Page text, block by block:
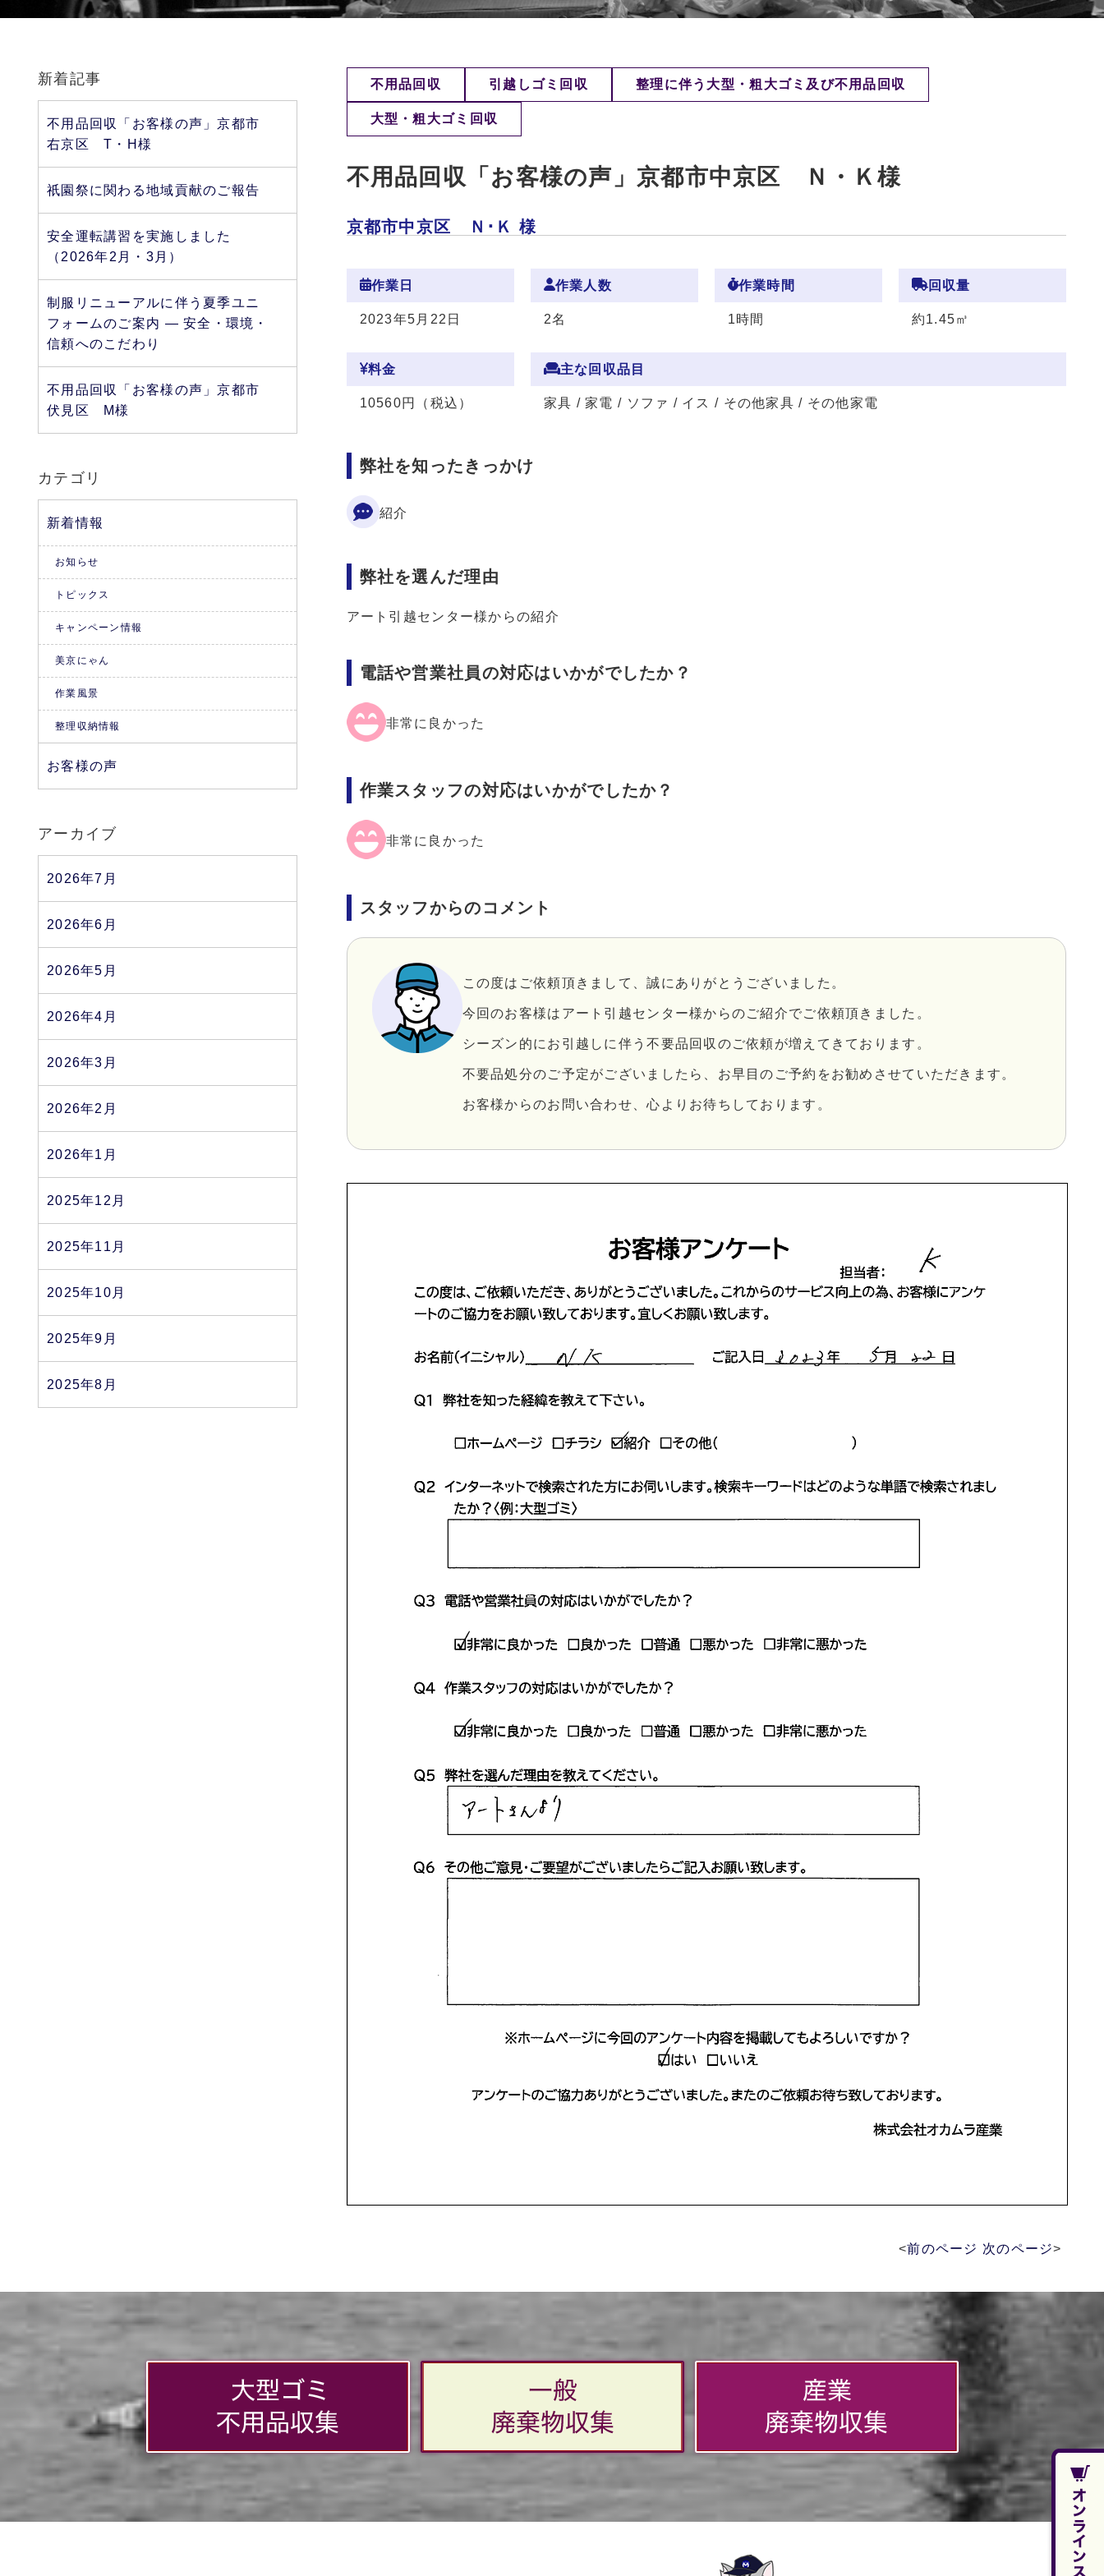
不用品回収 引越しゴミ回収 整理に伴う大型・粗大ゴミ及び不用品回収
大型・粗大ゴミ回収
不用品回収「お客様の声」京都市中京区 Ｎ・Ｋ様
京都市中京区 Ｎ･Ｋ 様
作業日
2023年5月22日
作業人数
2名
作業時間
1時間
回収量
約1.45㎥
料金
10560円（税込）
主な回収品目
家具 / 家電 / ソファ / イス / その他家具 / その他家電
弊社を知ったきっかけ
紹介
弊社を選んだ理由
アート引越センター様からの紹介
電話や営業社員の対応はいかがでしたか？
非常に良かった
作業スタッフの対応はいかがでしたか？
非常に良かった
スタッフからのコメント
この度はご依頼頂きまして、誠にありがとうございました。
今回のお客様はアート引越センター様からのご紹介でご依頼頂きました。
シーズン的にお引越しに伴う不要品回収のご依頼が増えてきております。
不要品処分のご予定がございましたら、お早目のご予約をお勧めさせていただきます。
お客様からのお問い合わせ、心よりお待ちしております。
<前のページ 次のページ>
新着記事
不用品回収「お客様の声」京都市
右京区 T・H様
祇園祭に関わる地域貢献のご報告
安全運転講習を実施しました
（2026年2月・3月）
制服リニューアルに伴う夏季ユニ
フォームのご案内 ― 安全・環境・
信頼へのこだわり
不用品回収「お客様の声」京都市
伏見区 M様
カテゴリ
新着情報
お知らせ
トピックス
キャンペーン情報
美京にゃん
作業風景
整理収納情報
お客様の声
アーカイブ
2026年7月
2026年6月
2026年5月
2026年4月
2026年3月
2026年2月
2026年1月
2025年12月
2025年11月
2025年10月
2025年9月
2025年8月